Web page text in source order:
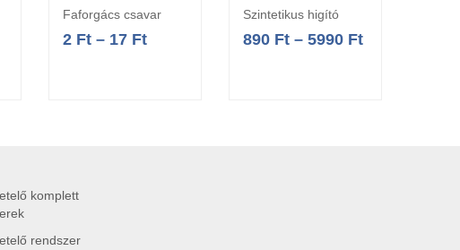
választása
Faforgács csavar
2 Ft– 17 Ft
választása
Szintetikus higító
890 Ft– 5990 Ft
komplett
rendszer